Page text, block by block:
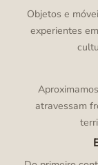
Objetos e
experientes
atravessam